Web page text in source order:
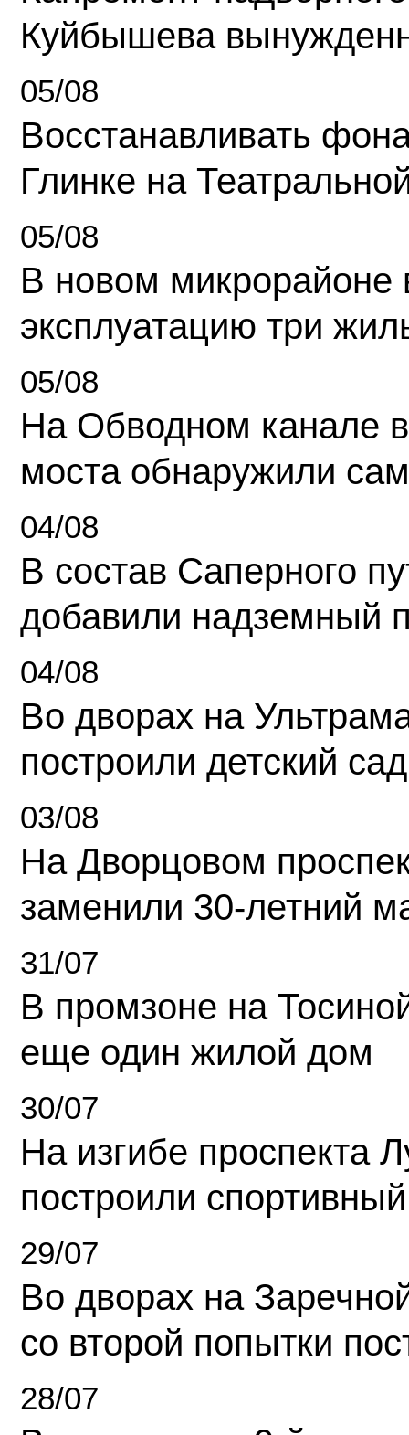
Куйбышева
05/08
Восстанавливать
Глинке на
05/08
В новом микрорайоне
эксплуатацию три
05/08
На Обводном канале
моста обнаружили
04/08
В состав Саперного
добавили надземный
04/08
Во дворах на
построили детский сад
03/08
На Дворцовом
заменили 30-летний
31/07
В промзоне на
еще один жилой дом
30/07
На изгибе проспекта
построили
29/07
Во дворах на
со второй попытки
28/07